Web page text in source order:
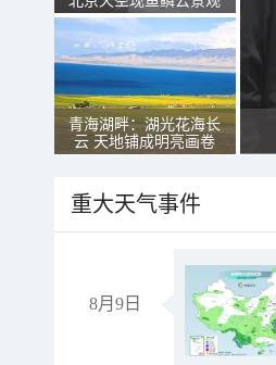
青海湖畔：湖光花海长
云 天地铺成明亮画卷
重大天气事件
8月9日